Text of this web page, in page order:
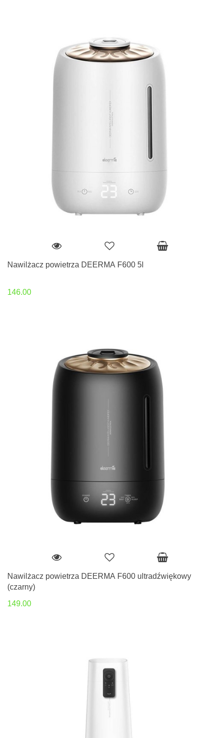
Nawilżacz powietrza DEERMA F600 5l
146.00
Nawilżacz powietrza DEERMA F600 ultradźwiękowy
(czarny)
149.00